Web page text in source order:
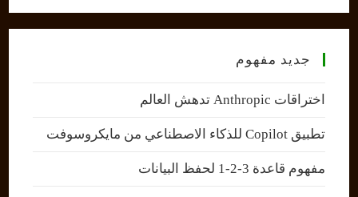
جديد مفهوم
اختراقات Anthropic تدهش العالم
تطبيق Copilot للذكاء الاصطناعي من مايكروسوفت
مفهوم قاعدة 3-2-1 لحفظ البيانات